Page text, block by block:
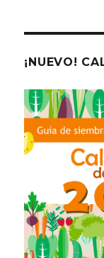
¡NUEVO!